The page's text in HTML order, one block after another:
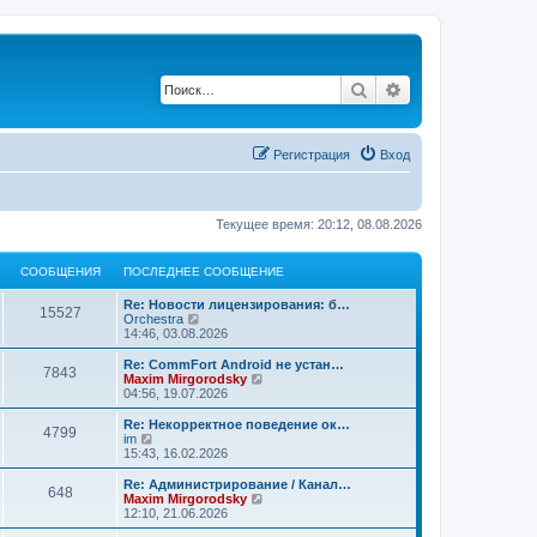
Поиск
Вход
Регистрация
Текущее время: 20:12, 08.08.2026
СООБЩЕНИЯ ПОСЛЕДНЕЕ СООБЩЕНИЕ
15527
Re: Новости лицензирования: б…
Orchestra
е
р
е
й
т
п
о
с
е
д
н
е
14:46, 03.08.2026
7843
Re: CommFort Android не устан…
Maxim Mirgorodsky
р
е
п
04:56, 19.07.2026
4799
Re: Некорректное поведение ок…
im
е
р
е
й
т
и
15:43, 16.02.2026
648
Re: Администрирование / Канал…
Maxim Mirgorodsky
р
12:10, 21.06.2026